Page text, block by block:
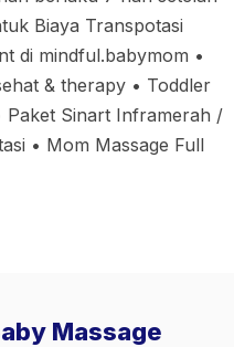
Biaya Transpotasi
di mindful.babymom •
& therapy • Toddler
Paket Sinart Inframerah /
• Mom Massage Full
Massage